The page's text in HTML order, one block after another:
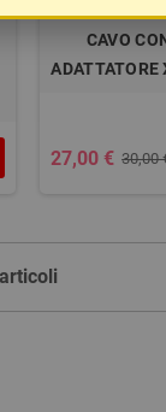
CAVO
27,00 € 30,00